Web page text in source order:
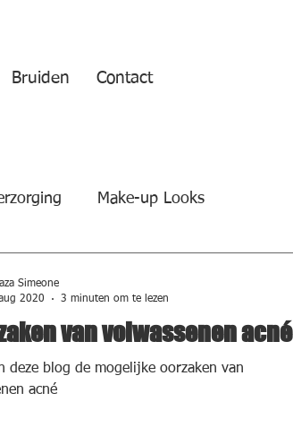
Bruiden Contact
Make-up Looks
van volwassenen acné
deze blog de mogelijke oorzaken van
acné
Simeone
2020
3 minuten om te lezen